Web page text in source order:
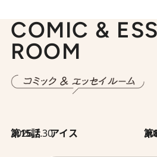
COMIC &
ROOM
2026.7.30
第15話 アイス 第8回